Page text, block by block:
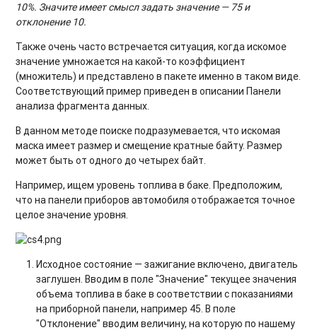
10%. Значите имеет смысл задать значение — 75 и
отклонение 10.
Также очень часто встречается ситуация, когда искомое
значение умножается на какой-то коэффициент
(множитель) и представлено в пакете именно в таком виде.
Соответствующий пример приведен в описании Панели
анализа фрагмента данных.
В данном методе поиске подразумевается, что искомая
маска имеет размер и смещение кратные байту. Размер
может быть от одного до четырех байт.
Например, ищем уровень топлива в баке. Предположим,
что на панели приборов автомобиля отображается точное
целое значение уровня.
Исходное состояние — зажигание включено, двигатель
заглушен. Вводим в поле "Значение" текущее значения
объема топлива в баке в соответствии с показаниями
на приборной панели, например 45. В поле
"Отклонение" вводим величину, на которую по нашему